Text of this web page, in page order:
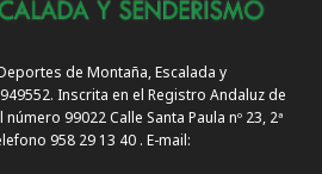
de Montaña, Escalada y
Inscrita en el Registro Andaluz de
99022 Calle Santa Paula nº 23, 2ª
958 29 13 40 . E-mail: